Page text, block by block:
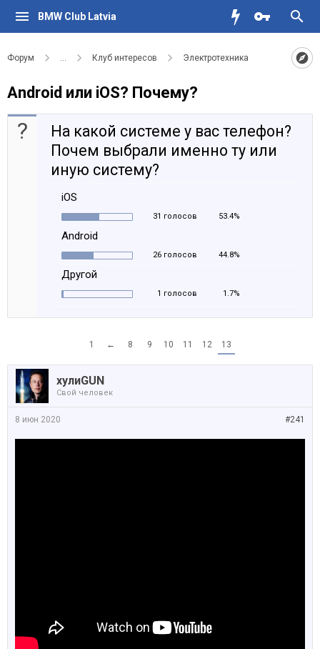
BMW Club Latvia
Форум ... Клуб интересов Электротехника
Android или iOS? Почему?
?
На какой системе у вас телефон?
Почем выбрали именно ту или
иную систему?
iOS
31 голосов 53.4%
Android
26 голосов 44.8%
Другой
1 голосов 1.7%
1 ← 8 9 10 11 12 13
хулиGUN
Свой человек
#241
8 июн 2020